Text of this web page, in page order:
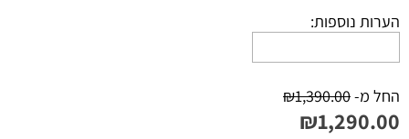
הערות נוספות:
החל מ- ₪1,390.00
₪1,290.00